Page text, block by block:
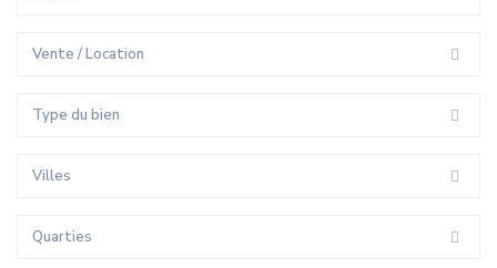
Vente / Location
Type du bien
Villes
Quarties